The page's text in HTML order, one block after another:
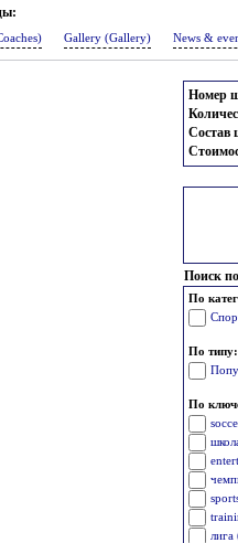
Gallery (Gallery) News &
Номер
Состав
Поиск
По
По типу:
По
лига